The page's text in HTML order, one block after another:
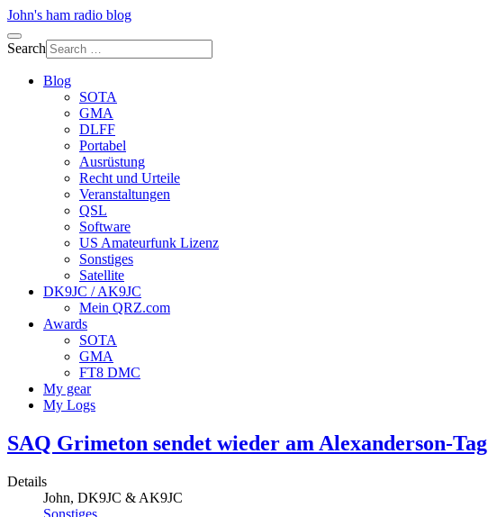
John's ham radio blog
Search
Blog
SOTA
GMA
DLFF
Portabel
Ausrüstung
Recht und Urteile
Veranstaltungen
QSL
Software
US Amateurfunk Lizenz
Sonstiges
Satellite
DK9JC / AK9JC
Mein QRZ.com
Awards
SOTA
GMA
FT8 DMC
My gear
My Logs
SAQ Grimeton sendet wieder am Alexanderson-Tag
Details
John, DK9JC & AK9JC
Sonstiges